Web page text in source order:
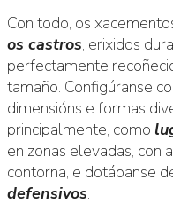
Con todo, os
os castros, erixidos
perfectamente
tamaño. Configúranse
dimensións e formas
principalmente, como
en zonas elevadas, con
contorna, e dotábanse
defensivos.